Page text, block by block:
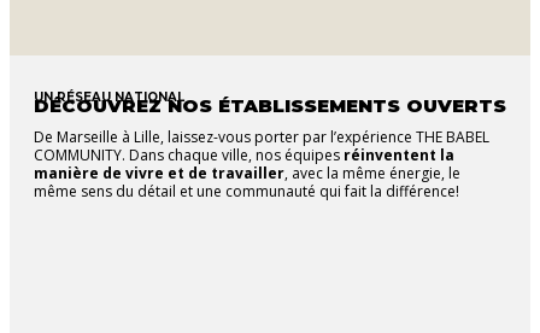
UN RÉSEAU NATIONAL
DÉCOUVREZ NOS ÉTABLISSEMENTS OUVERTS
De Marseille à Lille, laissez-vous porter par l’expérience THE BABEL
COMMUNITY. Dans chaque ville, nos équipes réinventent la
manière de vivre et de travailler, avec la même énergie, le
même sens du détail et une communauté qui fait la différence!